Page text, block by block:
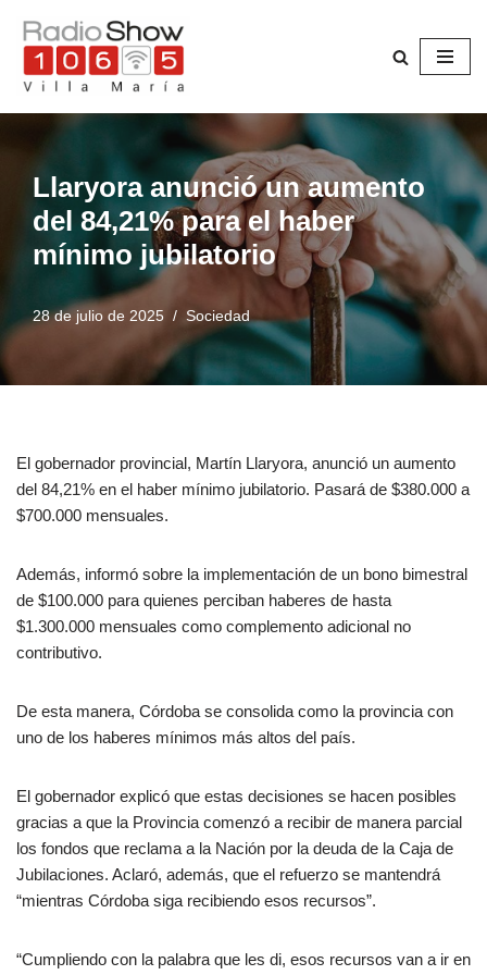
Saltar
al
contenido
Llaryora anunció un aumento
del 84,21% para el haber
mínimo jubilatorio
28 de julio de 2025 Sociedad
El gobernador provincial, Martín Llaryora, anunció un aumento
del 84,21% en el haber mínimo jubilatorio. Pasará de $380.000 a
$700.000 mensuales.
Además, informó sobre la implementación de un bono bimestral
de $100.000 para quienes perciban haberes de hasta
$1.300.000 mensuales como complemento adicional no
contributivo.
De esta manera, Córdoba se consolida como la provincia con
uno de los haberes mínimos más altos del país.
El gobernador explicó que estas decisiones se hacen posibles
gracias a que la Provincia comenzó a recibir de manera parcial
los fondos que reclama a la Nación por la deuda de la Caja de
Jubilaciones. Aclaró, además, que el refuerzo se mantendrá
“mientras Córdoba siga recibiendo esos recursos”.
“Cumpliendo con la palabra que les di, esos recursos van a ir en